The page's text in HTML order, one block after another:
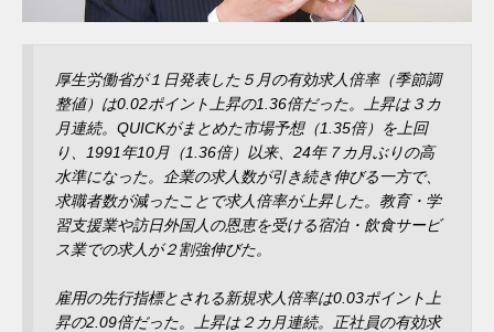
厚生労働省が１日発表した５月の有効求人倍率（季節調
整値）は0.02ポイント上昇の1.36倍だった。上昇は３カ
月連続。QUICKがまとめた市場予想（1.35倍）を上回
り、1991年10月（1.36倍）以来、24年７カ月ぶりの高
水準になった。企業の求人数が引き続き伸びる一方で、
求職者数が減ったことで求人倍率が上昇した。教育・学
習支援業や訪日外国人の恩恵を受ける宿泊・飲食サービ
ス業での求人が２割強伸びた。
雇用の先行指標とされる新規求人倍率は0.03ポイント上
昇の2.09倍だった。上昇は２カ月連続。正社員の有効求